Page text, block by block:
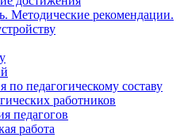
Методические рекомендации.
педагогическому составу
работников
педагогов
работа